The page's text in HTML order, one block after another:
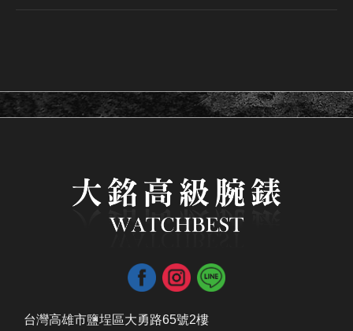
台灣高雄市鹽埕區大勇路65號2樓